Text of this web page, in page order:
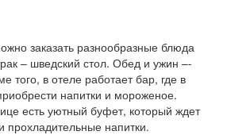
заказать разнообразные блюда
– шведский стол. Обед и ужин –-
того, в отеле работает бар, где в
напитки и мороженое.
есть уютный буфет, который ждет
прохладительные напитки.